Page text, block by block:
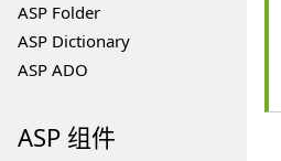
ASP Folder
ASP Dictionary
ASP ADO
ASP 组件